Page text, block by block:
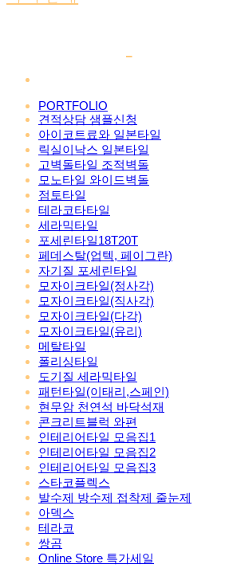
PORTFOLIO
견적상담 샘플신청
아이코트료와 일본타일
릭실이낙스 일본타일
고벽돌타일 조적벽돌
모노타일 와이드벽돌
점토타일
테라코타타일
세라믹타일
포세린타일18T20T
페데스탈(업텍, 페이그란)
자기질 포세린타일
모자이크타일(정사각)
모자이크타일(직사각)
모자이크타일(다각)
모자이크타일(유리)
메탈타일
폴리싱타일
도기질 세라믹타일
패턴타일(이태리,스페인)
현무암 천연석 바닥석재
콘크리트블럭 와편
인테리어타일 모음집1
인테리어타일 모음집2
인테리어타일 모음집3
스타코플렉스
발수제 방수제 접착제 줄눈제
아덱스
테라코
쌍곰
Online Store 특가세일